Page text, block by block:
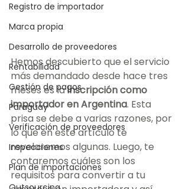
Registro de importador
Marca propia
Desarrollo de proveedores
Rentabilidad
Gestión de pagos
Paraguay
Verificación de proveedores
Inspecciones
Plan de importaciones
Hemos descubierto que el servicio
más demandado desde hace tres
meses es la inscripción como
importador en Argentina. Esta
prisa se debe a varias razones, por
lo que en este artículo te
revelaremos algunas. Luego, te
contaremos cuáles son los
requisitos para convertir a tu